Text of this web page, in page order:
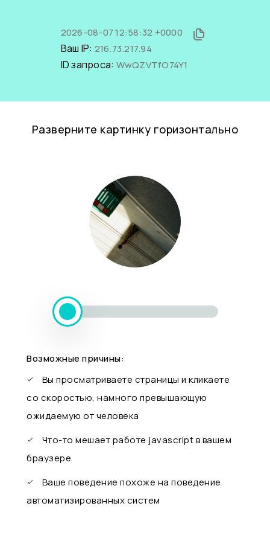
2026-08-07 12:58:32 +0000
Ваш IP: 216.73.217.94
ID запроса: WwQZVTfO74Y1
Разверните картинку горизонтально
Возможные причины:
Вы просматриваете страницы и кликаете
со скоростью, намного превышающую
ожидаемую от человека
Что-то мешает работе javascript в вашем
браузере
Ваше поведение похоже на поведение
автоматизированных систем